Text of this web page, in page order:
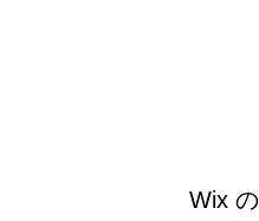
Wix の